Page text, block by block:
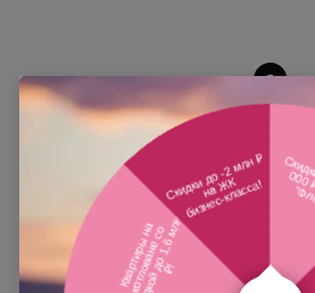
Похожие планировки